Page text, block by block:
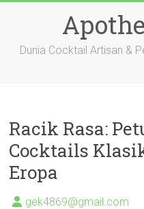
Dunia Cocktail Artisan &
Racik Rasa:
Cocktails
Eropa
gek4869@gmail.com